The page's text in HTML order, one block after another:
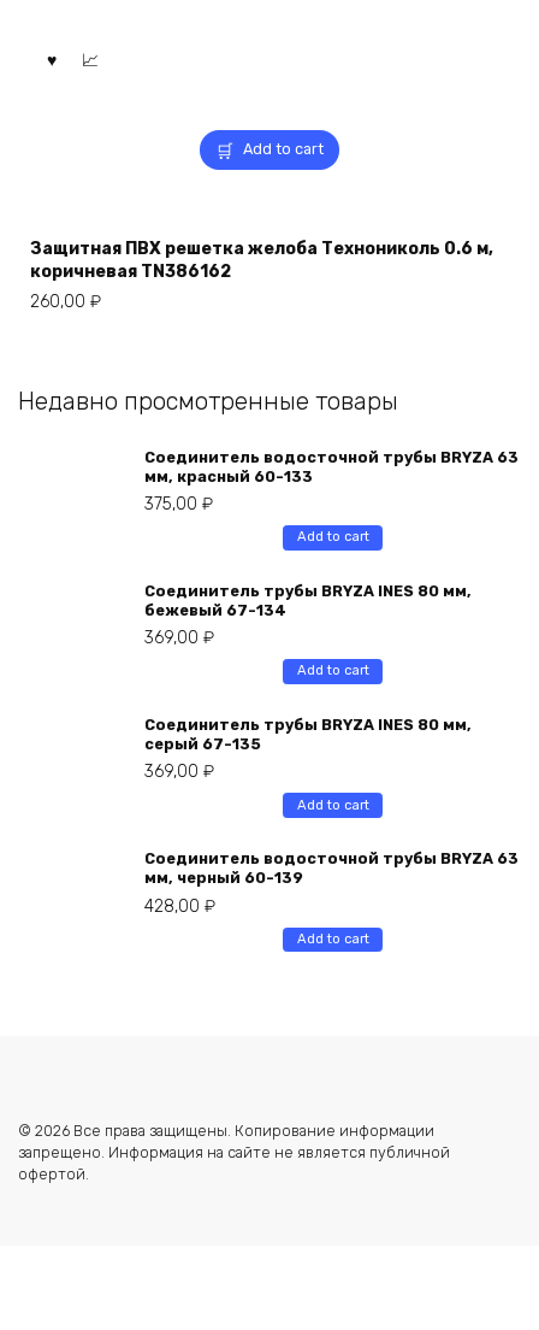
Add to cart
Защитная ПВХ решетка желоба Технониколь 0.6 м,
коричневая TN386162
260,00 ₽
Недавно просмотренные товары
Соединитель водосточной трубы BRYZA 63
мм, краcный 60-133
375,00 ₽
Add to cart
Соединитель трубы BRYZA INES 80 мм,
бежевый 67-134
369,00 ₽
Add to cart
Соединитель трубы BRYZA INES 80 мм,
серый 67-135
369,00 ₽
Add to cart
Соединитель водосточной трубы BRYZA 63
мм, черный 60-139
428,00 ₽
Add to cart
© 2026 Все права защищены. Копирование информации
запрещено. Информация на сайте не является публичной
офертой.